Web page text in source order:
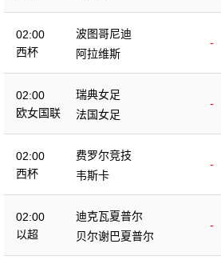
02:00
西杯
波图哥尼迪
-
阿拉维斯
02:00
欧女国联
瑞典女足
-
法国女足
02:00
西杯
费罗尔竞技
-
韦斯卡
02:00
以超
迪克瓦夏普尔
-
贝尔谢巴夏普尔